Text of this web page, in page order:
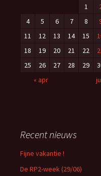
1
4
5 6 7 8
11
12 13 14 15
18
19 20 21 22
25
26 27 28 29
« apr
Recent nieuws
Fijne vakantie !
De RP2-week (29/06)